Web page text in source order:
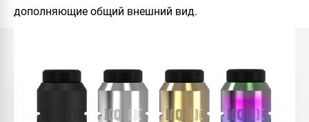
дополняющие общий внешний вид.